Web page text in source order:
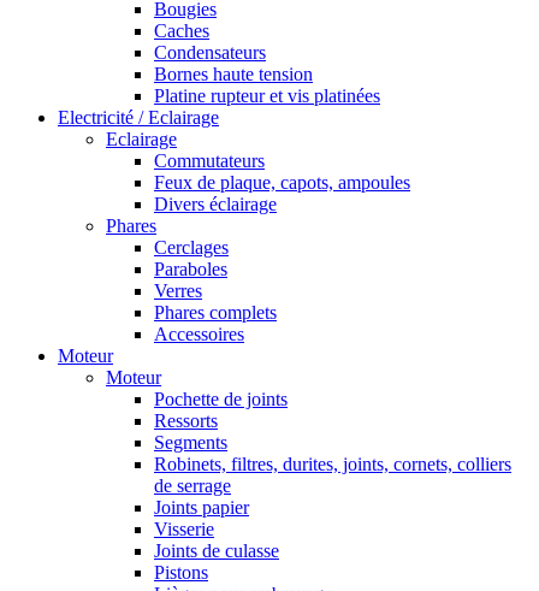
Bougies
Caches
Condensateurs
Bornes haute tension
Platine rupteur et vis platinées
Electricité / Eclairage
Eclairage
Commutateurs
Feux de plaque, capots, ampoules
Divers éclairage
Phares
Cerclages
Paraboles
Verres
Phares complets
Accessoires
Moteur
Moteur
Pochette de joints
Ressorts
Segments
Robinets, filtres, durites, joints, cornets, colliers
de serrage
Joints papier
Visserie
Joints de culasse
Pistons